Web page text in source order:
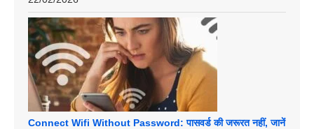
Connect Wifi Without Password: पासवर्ड की जरूरत नहीं, जानें